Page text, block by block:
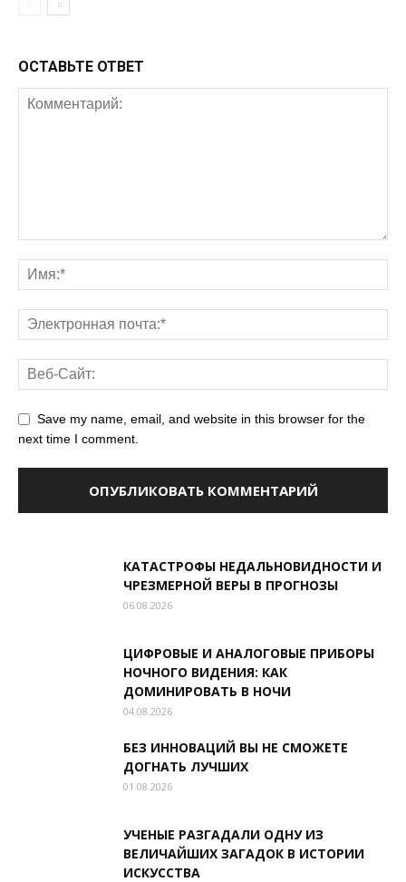
ОСТАВЬТЕ ОТВЕТ
Save my name, email, and website in this browser for the
next time I comment.
КАТАСТРОФЫ НЕДАЛЬНОВИДНОСТИ И
ЧРЕЗМЕРНОЙ ВЕРЫ В ПРОГНОЗЫ
06.08.2026
ЦИФРОВЫЕ И АНАЛОГОВЫЕ ПРИБОРЫ
НОЧНОГО ВИДЕНИЯ: КАК
ДОМИНИРОВАТЬ В НОЧИ
04.08.2026
БЕЗ ИННОВАЦИЙ ВЫ НЕ СМОЖЕТЕ
ДОГНАТЬ ЛУЧШИХ
01.08.2026
УЧЕНЫЕ РАЗГАДАЛИ ОДНУ ИЗ
ВЕЛИЧАЙШИХ ЗАГАДОК В ИСТОРИИ
ИСКУССТВА